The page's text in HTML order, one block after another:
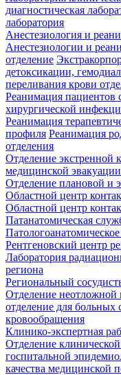
диагностическая
лаборатория
Анестезиология и
Анестезиологии и
отделение
детоксикации,
переливания крови
Реанимация пациентов
хирургической
Реанимация
профиля Реанимация
отделения
Отделение экстренной
медицинской эвакуации
Отделение плановой и
Областной центр
Областной центр
Патанатомическая
Рентгеновский центр
Лаборатория
региона
Региональный
Отделение неотложной
отделение для
кровообращения
Клинико-экспертная
Отделение
госпитальной
качества медицинской